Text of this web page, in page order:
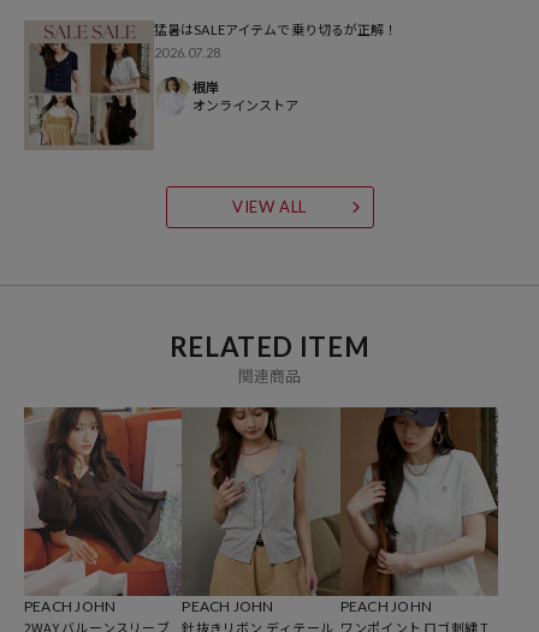
ンタグを必ずご確認下さい。
▼PUBLUXの新作アイテムはこちら：
▼迷ったらこれな定番ベーシックアイテム一覧はこちら：
ベーシックアイテム一覧
行予約・先行割引は含まれません）開始時点の価格です。
ブランド説明
【PUBLUX/パブリュクス】
その瞬間を大切に、なりたい自分になれたら。
いま着たいリアルクローズを自由な感性で提案する、
ジェンダーレスなストリートブランドです。
【PEACH JOHN/ピーチ・ジョン】
自分らしさをポジティブに楽しむ女性に向けてランジェリー、ルーム
猛暑はSALEアイテムで乗り切るが正解！
2026.07.28
根岸
オンラインストア
VIEW ALL
RELATED ITEM
関連商品
PEACH JOHN
2WAY バルーンスリーブ
PEACH JOHN
針抜きリボン ディテール
PEACH JOHN
ワンポイント ロゴ刺繍 T